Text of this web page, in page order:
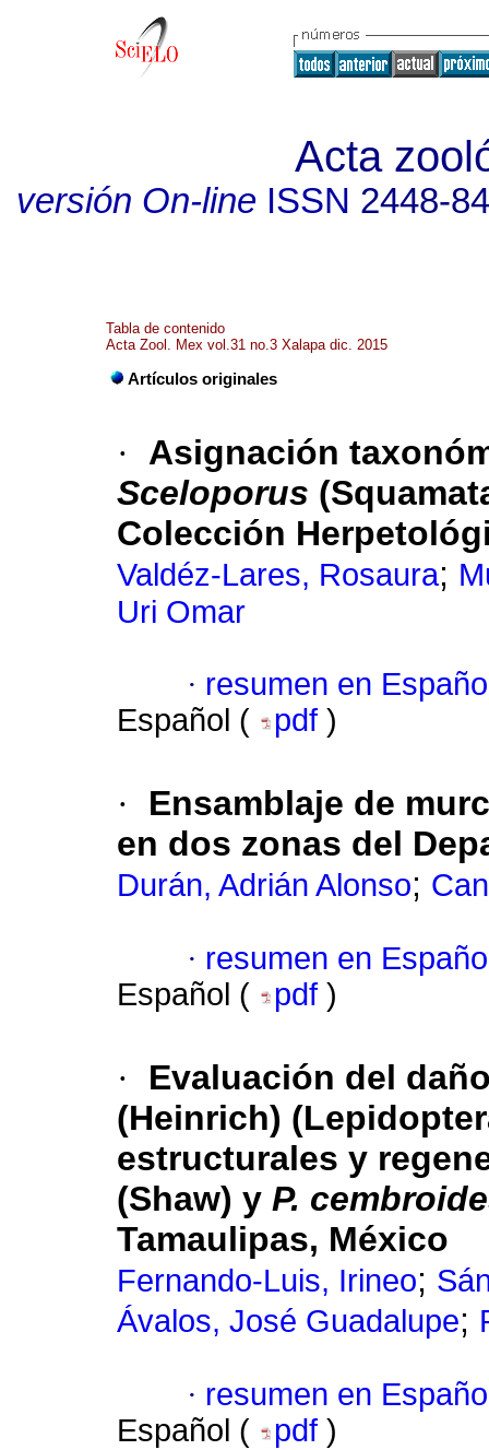
Acta
versión On-lineISSN 2448-
Tabla de contenido
Acta Zool. Mex vol.31 no.3 Xalapa dic. 2015
Artículos originales
·
Asignación
Sceloporus
Colección
Valdéz-Lares, Rosaura;
Uri Omar
· resumen en
Español (
pdf )
·
Ensamblaje de
en dos zonas del
Durán, Adrián Alonso;
· resumen en
Español (
pdf )
·
Evaluación del
(Heinrich)
estructurales y
(Shaw) y P.
Tamaulipas, México
Fernando-Luis, Irineo;
Ávalos, José Guadalupe;
· resumen en
Español (
pdf )